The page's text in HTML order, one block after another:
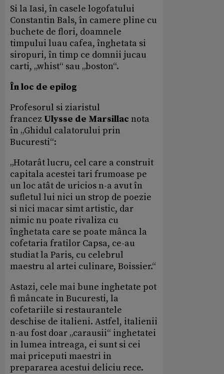
Si la Iasi, în casele logofatului
Constantin Bals, în camere pline cu
buchete de flori, doamnele
timpului luau cafea, înghetata si
siropuri, în timp ce domnii jucau
carti, „whist“ sau „boston“.
În loc de epilog
Profesorul si ziaristul
francez Ulysse de Marsillac nota
în „Ghidul calatorului prin
Bucuresti“:
„Hotarât lucru, cel care a construit
capitala acestei tari frumoase pe
un loc atât de uricios n-a avut în
sufletul lui nici un strop de poezie
si nici macar simt artistic, dar
nimic nu poate rivaliza cu
înghetata care se poate mânca la
cofetaria fratilor Capsa, ce-au
studiat la Paris, cu celebrul
maestru al artei culinare, Boissier.“
Astazi, cele mai bune inghetate pot
fi mâncate in Bucuresti, la
cofetariile si restaurantele
deschise de italieni. Astfel, italienii
n-au fost doar „carausii“ inghetatei
in lumea intreaga, ei sunt si cei
mai priceputi maestri in
prepararea acestui deliciu rece.